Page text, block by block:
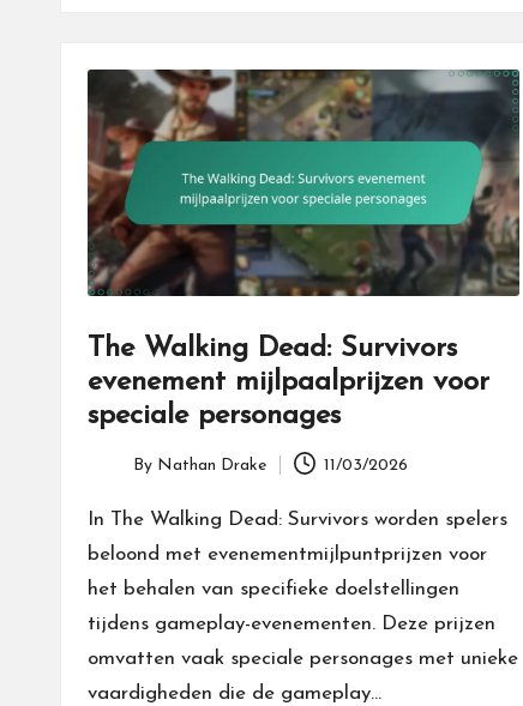
The Walking Dead: Survivors
evenement mijlpaalprijzen voor
speciale personages
by
By Nathan Drake 11/03/2026
In The Walking Dead: Survivors worden spelers
beloond met evenementmijlpuntprijzen voor
het behalen van specifieke doelstellingen
tijdens gameplay-evenementen. Deze prijzen
omvatten vaak speciale personages met unieke
vaardigheden die de gameplay…